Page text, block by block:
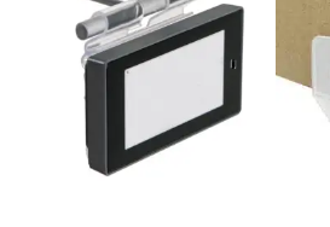
tehdä